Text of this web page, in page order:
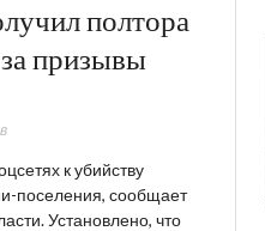
полтора
призывы
к убийству
поселения, сообщает
Установлено, что